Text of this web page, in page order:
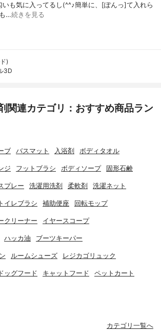
も気に入ってるし(^^♪簡単に、[ぽんっ]て入れら
…続きを見る
)
3D
関連カテゴリ：おすすめ商品ラン
ブ バスマット 入浴剤 ボディタオル
ジ フットブラシ ボディソープ 固形石鹸
プレー 洗濯用洗剤 柔軟剤 洗濯ネット
トイレブラシ 補助便座 回転モップ
クリーナー イヤースコープ
ハッカ油 ブーツキーパー
ルームシューズ レジカゴリュック
ドッグフード キャットフード ペットカート
カテゴリ一覧へ